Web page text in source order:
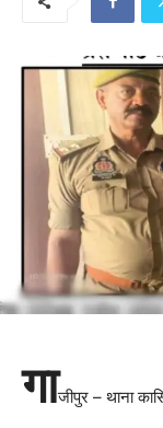
गाजीपुर – थाना